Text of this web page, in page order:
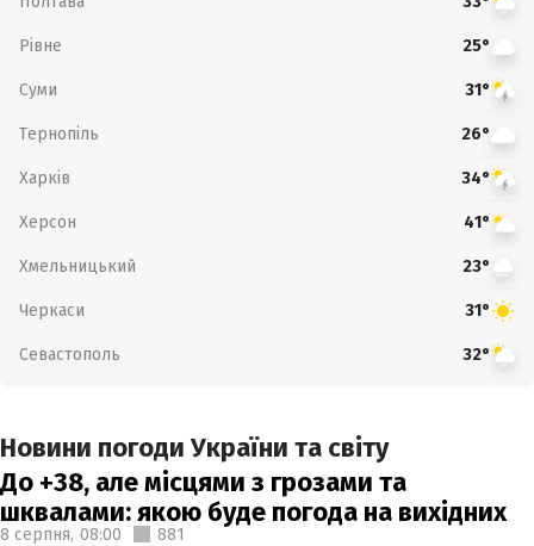
Рівне 25°
Суми 31°
Тернопіль 26°
Харків 34°
Херсон 41°
Хмельницький 23°
Черкаси 31°
Севастополь 32°
Новини погоди України та світу
До +38, але місцями з грозами та
шквалами: якою буде погода на вихідних
8 серпня, 08:00 881